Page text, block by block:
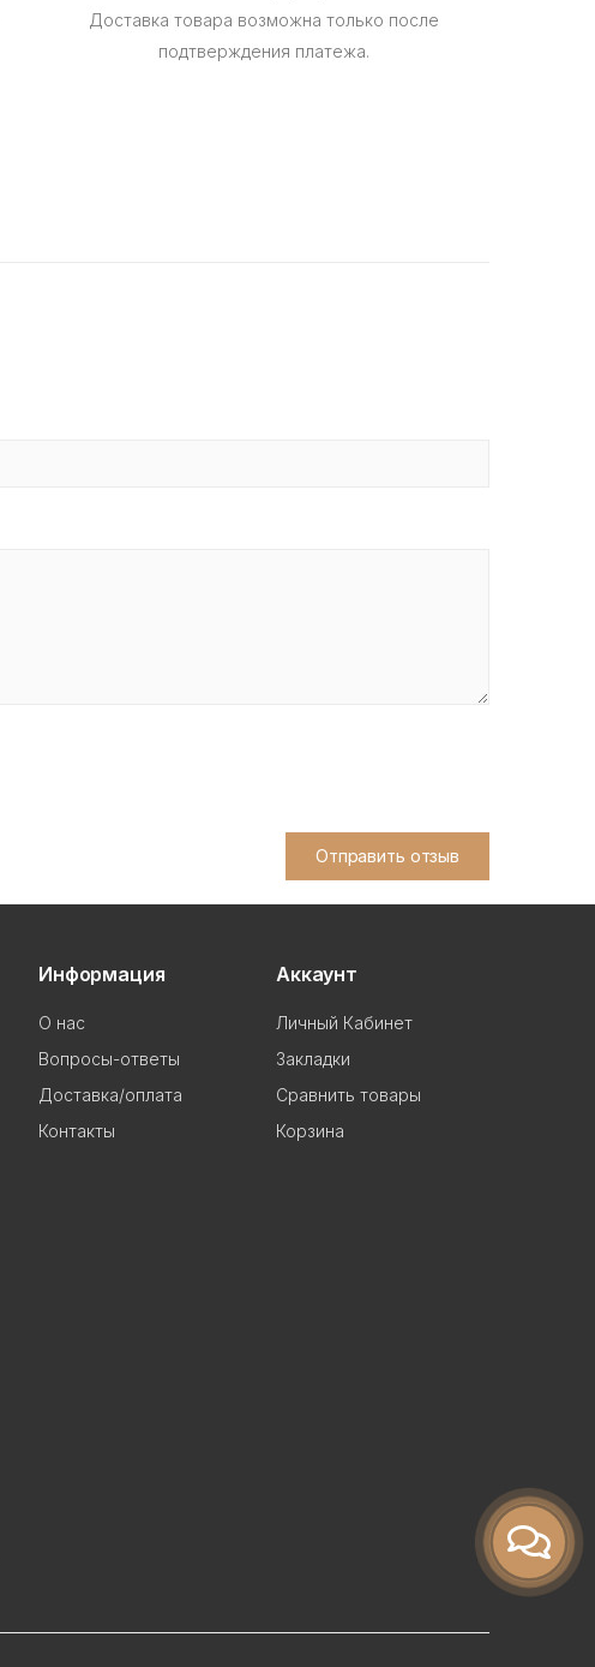
Доставка товара возможна только после
подтверждения платежа.
Отправить отзыв
Информация
О нас
Вопросы-ответы
Доставка/оплата
Контакты
Аккаунт
Личный Кабинет
Закладки
Сравнить товары
Корзина